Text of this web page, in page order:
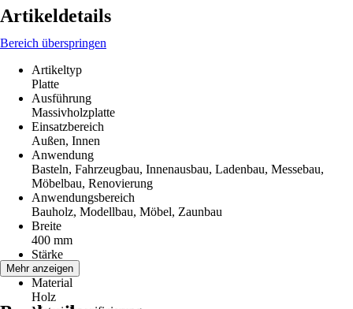
Artikeldetails
Bereich überspringen
Artikeltyp
Platte
Ausführung
Massivholzplatte
Einsatzbereich
Außen, Innen
Anwendung
Basteln, Fahrzeugbau, Innenausbau, Ladenbau, Messebau,
Möbelbau, Renovierung
Anwendungsbereich
Bauholz, Modellbau, Möbel, Zaunbau
Breite
400 mm
Stärke
18 mm
Material
Holz
Mehr anzeigen